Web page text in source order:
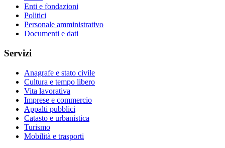
Enti e fondazioni
Politici
Personale amministrativo
Documenti e dati
Servizi
Anagrafe e stato civile
Cultura e tempo libero
Vita lavorativa
Imprese e commercio
Appalti pubblici
Catasto e urbanistica
Turismo
Mobilità e trasporti